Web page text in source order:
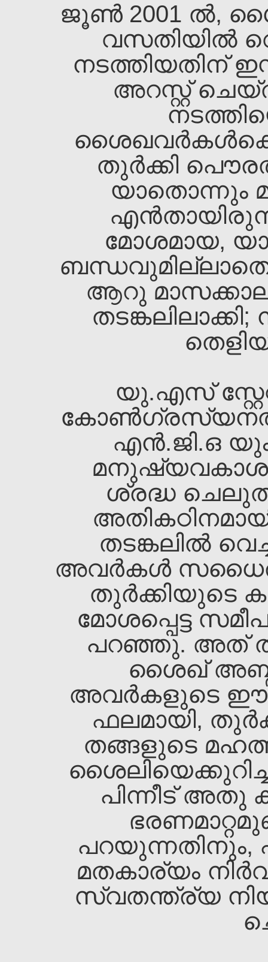
ജൂണ്‍ 2001 ല്‍,
വസതിയില്‍
നടത്തിയതിന്‌
അറസ്റ്റ്‌
തുര്‍ക്കി
യാതൊന്നും
മോശമായ,
ആറു
യു.എസ്‌
എന്‍.ജി.ഒ
മനുഷ്യവകാശ
ശ്രദ്ധ
തടങ്കലില്‍
അവര്‍കള്‍
തുര്‍ക്കിയുടെ
മോശപ്പെട്ട
പറഞ്ഞു. അത്‌
ശൈഖ്‌
അവര്‍കളുടെ ഈ
ഫലമായി,
തങ്ങളുടെ
പിന്നീട്‌ അതു
പറയുന്നതിനും,
മതകാര്യം
സ്വതന്ത്ര്യ